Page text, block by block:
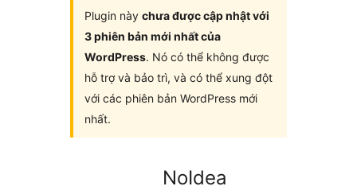
Plugin này chưa được cập nhật với
3 phiên bản mới nhất của
WordPress. Nó có thể không được
hỗ trợ và bảo trì, và có thể xung đột
với các phiên bản WordPress mới
nhất.
NoIdea